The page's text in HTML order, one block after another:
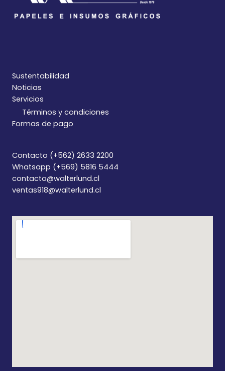
Sustentabilidad
Noticias
Servicios
Términos y condiciones
Formas de pago
Contacto (+562) 2633 2200
Whatsapp (+569) 5816 5444
contacto@walterlund.cl
ventas918@walterlund.cl